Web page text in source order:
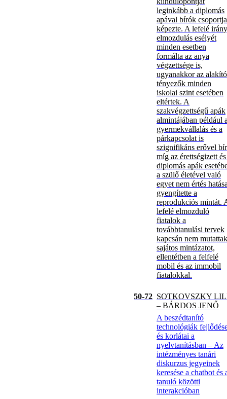
leginkább a diplomás
apával bírók csoportja
képezte. A lefelé
elmozdulás esélyét
minden esetben
formálta az anya
végzettsége is,
ugyanakkor az alakító
tényezők minden
iskolai szint esetében
eltértek. A
szakvégzettségű apák
almintájában például
gyermekvállalás és a
párkapcsolat is
szignifikáns erővel
míg az érettségizett
diplomás apák
a szülő életével való
egyet nem értés
gyengítette a
reprodukciós mintát.
lefelé elmozduló
fiatalok a
továbbtanulási tervek
kapcsán nem mutattak
sajátos mintázatot,
ellentétben a felfelé
mobil és az immobil
fiatalokkal.
50-72 SOTKOVSZKY
– BÁRDOS JENŐ
A beszédtanító
technológiák
és korlátai a
nyelvtanításban – Az
intézményes tanári
diskurzus jegyeinek
keresése a chatbot és
tanuló közötti
interakcióban